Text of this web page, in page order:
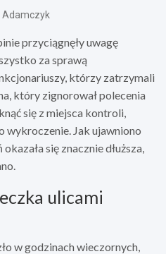
Adamczyk
przyciągnęły uwagę
za sprawą
którzy zatrzymali
który zignorował polecenia
się z miejsca kontroli,
wykroczenie. Jak ujawniono
się znacznie dłuższa,
ulicami
w godzinach wieczornych,